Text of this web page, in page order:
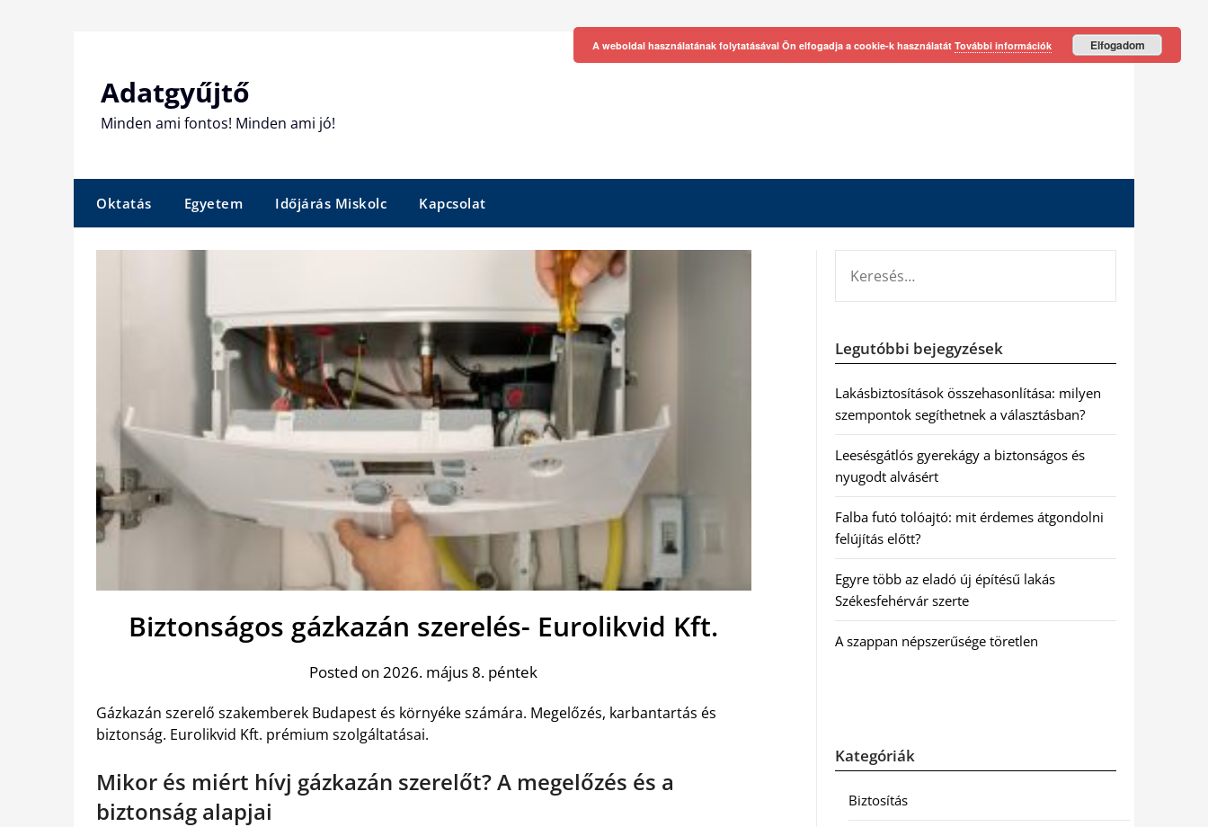
Adatgyűjtő
Minden ami fontos! Minden ami jó!
Oktatás Egyetem Időjárás Miskolc Kapcsolat
Biztonságos gázkazán szerelés- Eurolikvid Kft.
Posted on 2026. május 8. péntek
Gázkazán szerelő szakemberek Budapest és környéke számára. Megelőzés, karbantartás és
biztonság. Eurolikvid Kft. prémium szolgáltatásai.
Mikor és miért hívj gázkazán szerelőt? A megelőzés és a
biztonság alapjai
Legutóbbi bejegyzések
Lakásbiztosítások összehasonlítása: milyen
szempontok segíthetnek a választásban?
Leesésgátlós gyerekágy a biztonságos és
nyugodt alvásért
Falba futó tolóajtó: mit érdemes átgondolni
felújítás előtt?
Egyre több az eladó új építésű lakás
Székesfehérvár szerte
A szappan népszerűsége töretlen
Kategóriák
Biztosítás
A weboldal használatának folytatásával Ön elfogadja a cookie-k használatát További információk Elfogadom